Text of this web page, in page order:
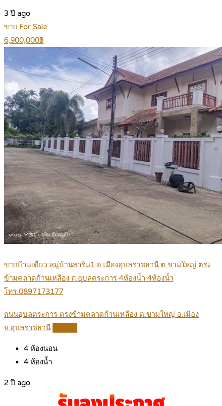
3 ปี ago
ขาย For Sale
6,900,000฿
ขายบ้านเดี่ยว หมู่บ้านสาริน1 อ.เมืองอุบลราชธานี ต.ขามใหญ่ ตรง
ข้ามตลาดก้านเหลือง ถ.อุบลตระการ 4ห้องน้ำ 4ห้องน้ำ
โทร.0897173177
ถนนอุบลตระการ ตรงข้ามตลาดก้านเหลือง ต.ขามใหญ่ อ.เมือง
จ.อุบลราชธานี
4 ห้องนอน
4 ห้องน้ำ
2 ปี ago